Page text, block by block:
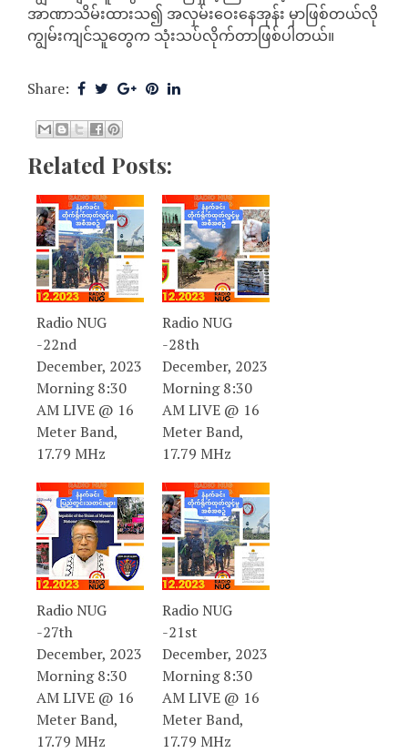
အာဏာသိမ်းထားသ၍ အလှမ်းဝေးနေအုန်း မှာဖြစ်တယ်လို
ကျွမ်းကျင်သူတွေက သုံးသပ်လိုက်တာဖြစ်ပါတယ်။
Share:
Related Posts:
Radio NUG
-22nd
December, 2023
Morning 8:30
AM LIVE @ 16
Meter Band,
17.79 MHz
Radio NUG
-28th
December, 2023
Morning 8:30
AM LIVE @ 16
Meter Band,
17.79 MHz
Radio NUG
-27th
December, 2023
Morning 8:30
AM LIVE @ 16
Meter Band,
17.79 MHz
Radio NUG
-21st
December, 2023
Morning 8:30
AM LIVE @ 16
Meter Band,
17.79 MHz